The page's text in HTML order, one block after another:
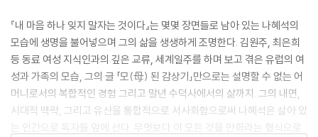
『내 마음 하나 잊지 말자는 것이다』는 몇몇 장면들로 남아 있는 나혜석의
모습에 생명을 불어넣으며 그의 삶을 생생하게 조명한다. 김원주, 최은희
등 동료 여성 지식인과의 깊은 교류, 세계일주를 하며 보고 겪은 유럽의 여
성과 가족의 모습, 그의 글 「모(母) 된 감상기」만으로는 설명할 수 없는 어
머니로서의 복합적인 경험 그리고 말년 수덕사에서의 삶까지. 그의 내면,
시대적 맥락, 그리고 유산을 통합적으로 서사화함으로써 나혜석은 살아 있
는 인간으로 독자들 앞에 선다. 무엇보다 이 모든 것을 만화라는 형식으로